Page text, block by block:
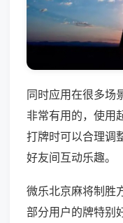
同时应用在很多场
非常有用的，使用
打牌时可以合理调
好友间互动乐趣。
微乐北京麻将制胜
部分用户的牌特别